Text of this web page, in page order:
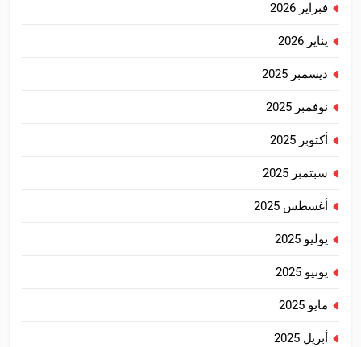
فبراير 2026
يناير 2026
ديسمبر 2025
نوفمبر 2025
أكتوبر 2025
سبتمبر 2025
أغسطس 2025
يوليو 2025
يونيو 2025
مايو 2025
أبريل 2025